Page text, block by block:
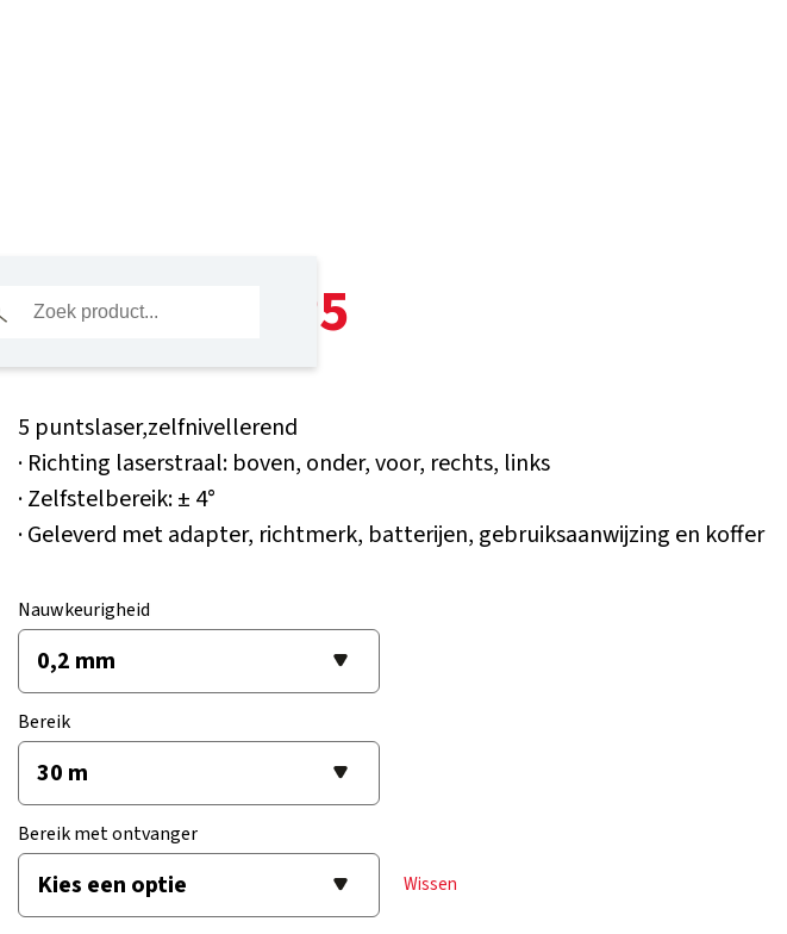
Leica Lino P5
5 puntslaser,zelfnivellerend
· Richting laserstraal: boven, onder, voor, rechts, links
· Zelfstelbereik: ± 4°
· Geleverd met adapter, richtmerk, batterijen, gebruiksaanwijzing en koffer
Nauwkeurigheid
Bereik
Bereik met ontvanger
Wissen